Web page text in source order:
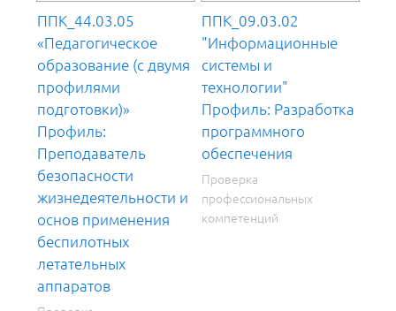
ППК_44.03.05
«Педагогическое
образование (с двумя
профилями
подготовки)»
Профиль:
Преподаватель
безопасности
жизнедеятельности и
основ применения
беспилотных
летательных
аппаратов
ППК_09.03.02
"Информационные
системы и
технологии"
Профиль: Разработка
программного
обеспечения
Проверка
профессиональных
компетенций